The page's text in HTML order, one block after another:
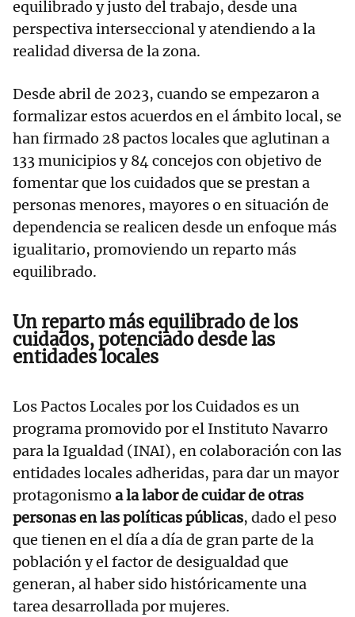
equilibrado y justo del trabajo, desde una
perspectiva interseccional y atendiendo a la
realidad diversa de la zona.
Desde abril de 2023, cuando se empezaron a
formalizar estos acuerdos en el ámbito local, se
han firmado 28 pactos locales que aglutinan a
133 municipios y 84 concejos con objetivo de
fomentar que los cuidados que se prestan a
personas menores, mayores o en situación de
dependencia se realicen desde un enfoque más
igualitario, promoviendo un reparto más
equilibrado.
Un reparto más equilibrado de los
cuidados, potenciado desde las
entidades locales
Los Pactos Locales por los Cuidados es un
programa promovido por el Instituto Navarro
para la Igualdad (INAI), en colaboración con las
entidades locales adheridas, para dar un mayor
protagonismo ala labor de cuidar de otras
personas en las políticas públicas, dado el peso
que tienen en el día a día de gran parte de la
población y el factor de desigualdad que
generan, al haber sido históricamente una
tarea desarrollada por mujeres.